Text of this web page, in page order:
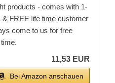
products - comes with 1-
FREE life time customer
come to us for free
11,53 EUR
Bei Amazon anschauen